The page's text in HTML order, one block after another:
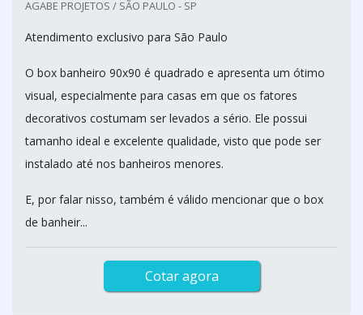
AGABE PROJETOS / SÃO PAULO - SP
Atendimento exclusivo para São Paulo
O box banheiro 90x90 é quadrado e apresenta um ótimo
visual, especialmente para casas em que os fatores
decorativos costumam ser levados a sério. Ele possui
tamanho ideal e excelente qualidade, visto que pode ser
instalado até nos banheiros menores.
E, por falar nisso, também é válido mencionar que o box
de banheir...
Cotar agora